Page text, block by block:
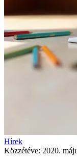
Hírek
Közzétéve: 2020.